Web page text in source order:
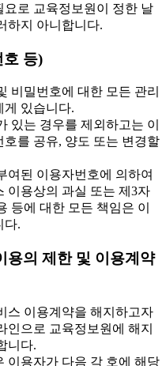
요로 교육정보원이 정한 날
하지 아니합니다.
호 등)
비밀번호에 대한 모든 관리
게 있습니다.
있는 경우를 제외하고는 이
호를 공유, 양도 또는 변경할
된 이용자번호에 의하여
이용상의 과실 또는 제3자
등에 대한 모든 책임은 이
다.
용의 제한 및 이용계약
스 이용계약을 해지하고자
인으로 교육정보원에 해지
니다.
이용자가 다음 각 호에 해당